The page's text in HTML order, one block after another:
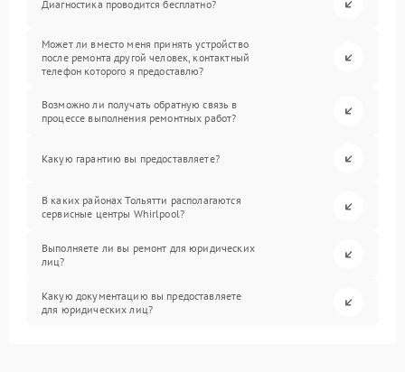
Диагностика проводится бесплатно?
Может ли вместо меня принять устройство
после ремонта другой человек, контактный
телефон которого я предоставлю?
Возможно ли получать обратную связь в
процессе выполнения ремонтных работ?
Какую гарантию вы предоставляете?
В каких районах Тольятти располагаются
сервисные центры Whirlpool?
Выполняете ли вы ремонт для юридических
лиц?
Какую документацию вы предоставляете
для юридических лиц?